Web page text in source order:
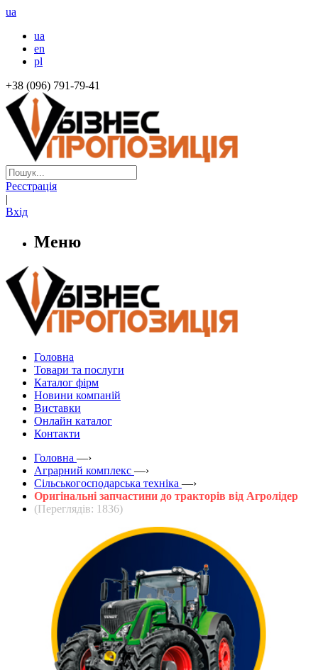
ua
ua
en
pl
+38 (096) 791-79-41
Реєстрація
|
Вхід
Меню
Головна
Товари та послуги
Каталог фірм
Новини компаній
Виставки
Онлайн каталог
Контакти
Головна —›
Аграрний комплекс —›
Сільськогосподарська техніка —›
Оригінальні запчастини до тракторів від Агролідер
(Переглядів: 1836)